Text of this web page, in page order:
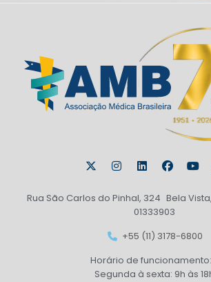
Rua São Carlos do Pinhal, 324 Bela
01333903
+55 (11) 3178-6800
Horário de
Segunda à sexta: 9h às